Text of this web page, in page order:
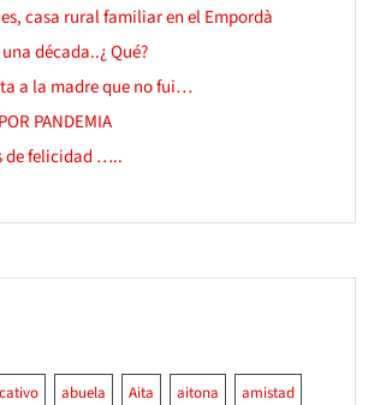
casa rural familiar en el Empordà
década..¿ Qué?
a la madre que no fui…
PANDEMIA
de felicidad …..
abuela Aita aitona amistad